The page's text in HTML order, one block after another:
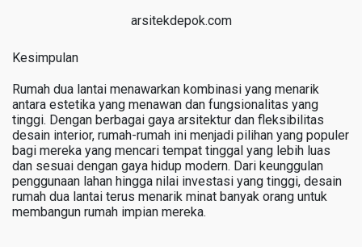
arsitekdepok.com
Kesimpulan
Rumah dua lantai menawarkan kombinasi yang menarik
antara estetika yang menawan dan fungsionalitas yang
tinggi. Dengan berbagai gaya arsitektur dan fleksibilitas
desain interior, rumah-rumah ini menjadi pilihan yang populer
bagi mereka yang mencari tempat tinggal yang lebih luas
dan sesuai dengan gaya hidup modern. Dari keunggulan
penggunaan lahan hingga nilai investasi yang tinggi, desain
rumah dua lantai terus menarik minat banyak orang untuk
membangun rumah impian mereka.